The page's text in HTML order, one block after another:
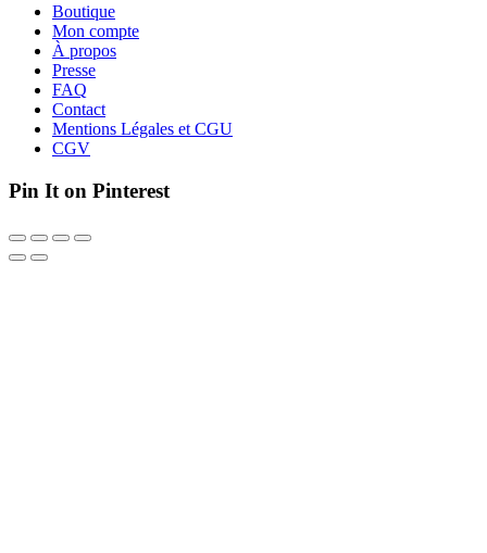
Boutique
Mon compte
À propos
Presse
FAQ
Contact
Mentions Légales et CGU
CGV
Pin It on Pinterest